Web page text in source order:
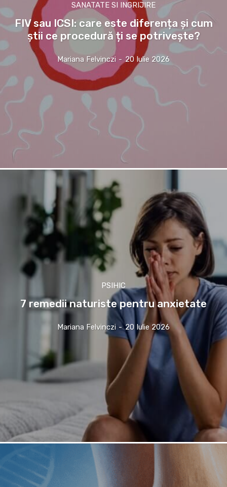
SANATATE SI INGRIJIRE
FIV sau ICSI: care este diferența și cum
știi ce procedură ți se potrivește?
Mariana Felvinczi - 20 Iulie 2026
PSIHIC
7 remedii naturiste pentru anxietate
Mariana Felvinczi - 20 Iulie 2026